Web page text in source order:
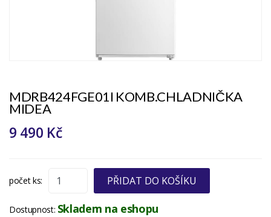
MDRB424FGE01I KOMB.CHLADNIČKA
MIDEA
9 490 Kč
počet ks: PŘIDAT DO KOŠÍKU
Dostupnost: Skladem na eshopu